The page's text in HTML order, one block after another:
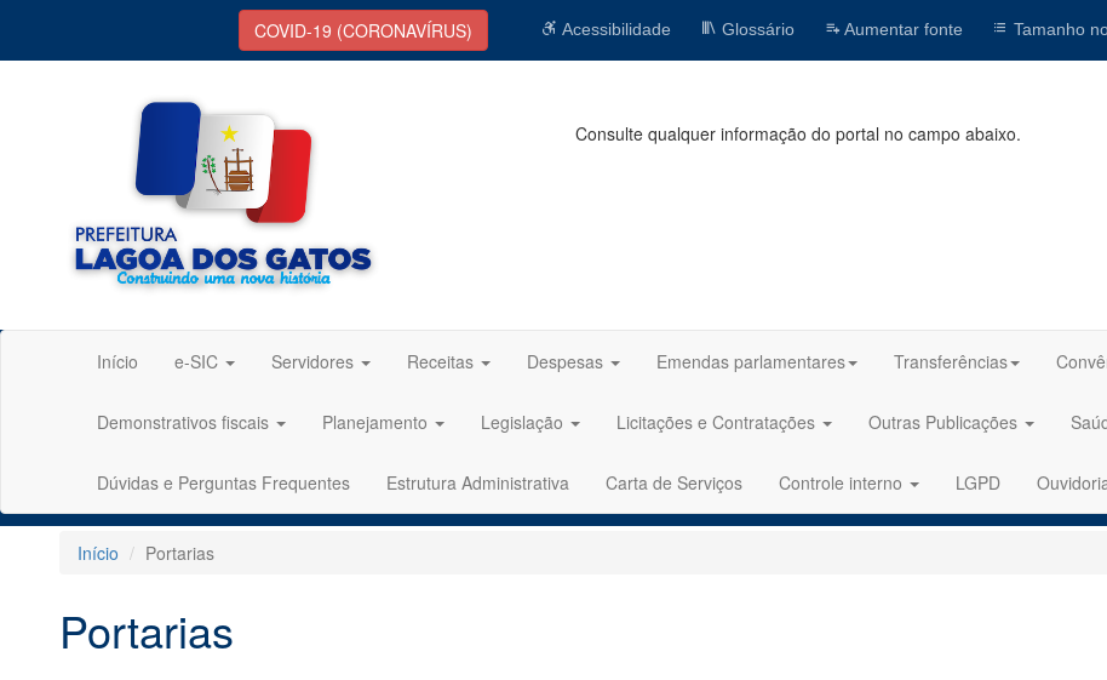
COVID-19 (CORONAVÍRUS) Acessibilidade Glossário Aumentar fonte Tamanho
Consulte qualquer informação do portal no campo abaixo.
Início e-SIC Servidores Receitas Despesas Emendas parlamentares Transferências
Demonstrativos fiscais Planejamento Legislação Licitações e Contratações Outras Publicações
Dúvidas e Perguntas Frequentes Estrutura Administrativa Carta de Serviços Controle interno LGPD
Início Portarias
Portarias